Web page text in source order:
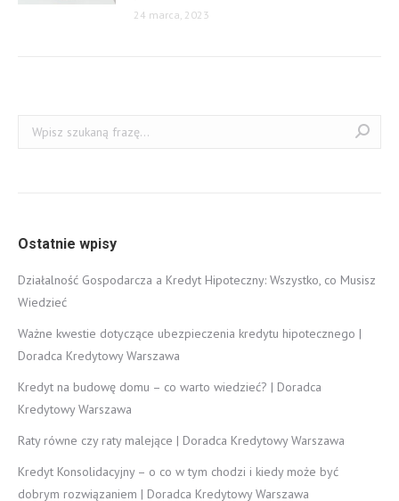
24 marca, 2023
Szukaj:
Ostatnie wpisy
Działalność Gospodarcza a Kredyt Hipoteczny: Wszystko, co Musisz
Wiedzieć
Ważne kwestie dotyczące ubezpieczenia kredytu hipotecznego |
Doradca Kredytowy Warszawa
Kredyt na budowę domu – co warto wiedzieć? | Doradca
Kredytowy Warszawa
Raty równe czy raty malejące | Doradca Kredytowy Warszawa
Kredyt Konsolidacyjny – o co w tym chodzi i kiedy może być
dobrym rozwiązaniem | Doradca Kredytowy Warszawa